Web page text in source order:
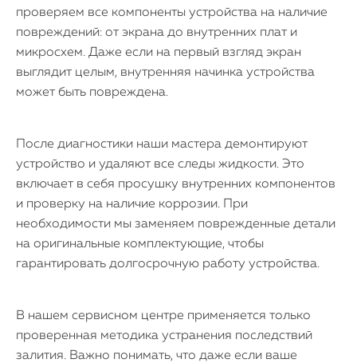
проверяем все компоненты устройства на наличие
повреждений: от экрана до внутренних плат и
микросхем. Даже если на первый взгляд экран
выглядит целым, внутренняя начинка устройства
может быть повреждена.
После диагностики наши мастера демонтируют
устройство и удаляют все следы жидкости. Это
включает в себя просушку внутренних компонентов
и проверку на наличие коррозии. При
необходимости мы заменяем поврежденные детали
на оригинальные комплектующие, чтобы
гарантировать долгосрочную работу устройства.
В нашем сервисном центре применяется только
проверенная методика устранения последствий
залития. Важно понимать, что даже если ваше